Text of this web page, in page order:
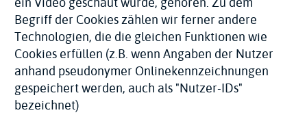
Begriff der Cookies zählen wir ferner andere
Technologien, die die gleichen Funktionen wie
Cookies erfüllen (z.B. wenn Angaben der Nutzer
anhand pseudonymer Onlinekennzeichnungen
gespeichert werden, auch als "Nutzer-IDs"
bezeichnet)